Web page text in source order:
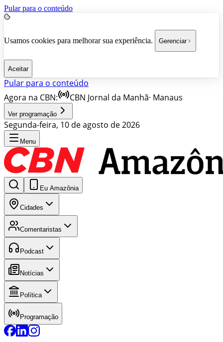
Pular para o conteúdo
Usamos cookies para melhorar sua experiência. Gerenciar
Aceitar
Pular para o conteúdo
Agora na CBN:
CBN Jornal da Manhã· Manaus
Ver programação
Segunda-feira, 10 de agosto de 2026
Menu
Eu Amazônia
Cidades
Comentaristas
Podcast
Notícias
Política
Programação